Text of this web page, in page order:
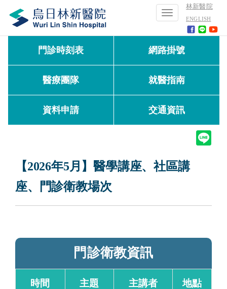
林新醫院
ENGLISH
Toggle
navigation
門診時刻表 網路掛號
醫療團隊 就醫指南
資料申請 交通資訊
【2026年5月】醫學講座、社區講
座、門診衛教場次
門診衛教資訊
時間 主題 主講者 地點